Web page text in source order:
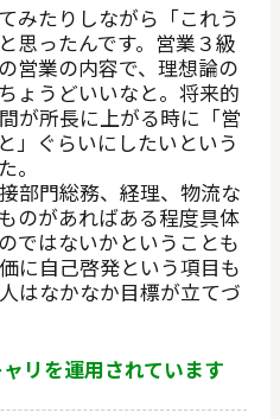
みたりしながら「これう
思ったんです。営業３級
営業の内容で、理想論の
ょうどいいなと。将来的
が所長に上がる時に「営
」ぐらいにしたいという
。
門――総務、経理、物流な
のがあればある程度具体
ではないかということも
に自己啓発という項目も
はなかなか目標が立てづ
リを運用されています